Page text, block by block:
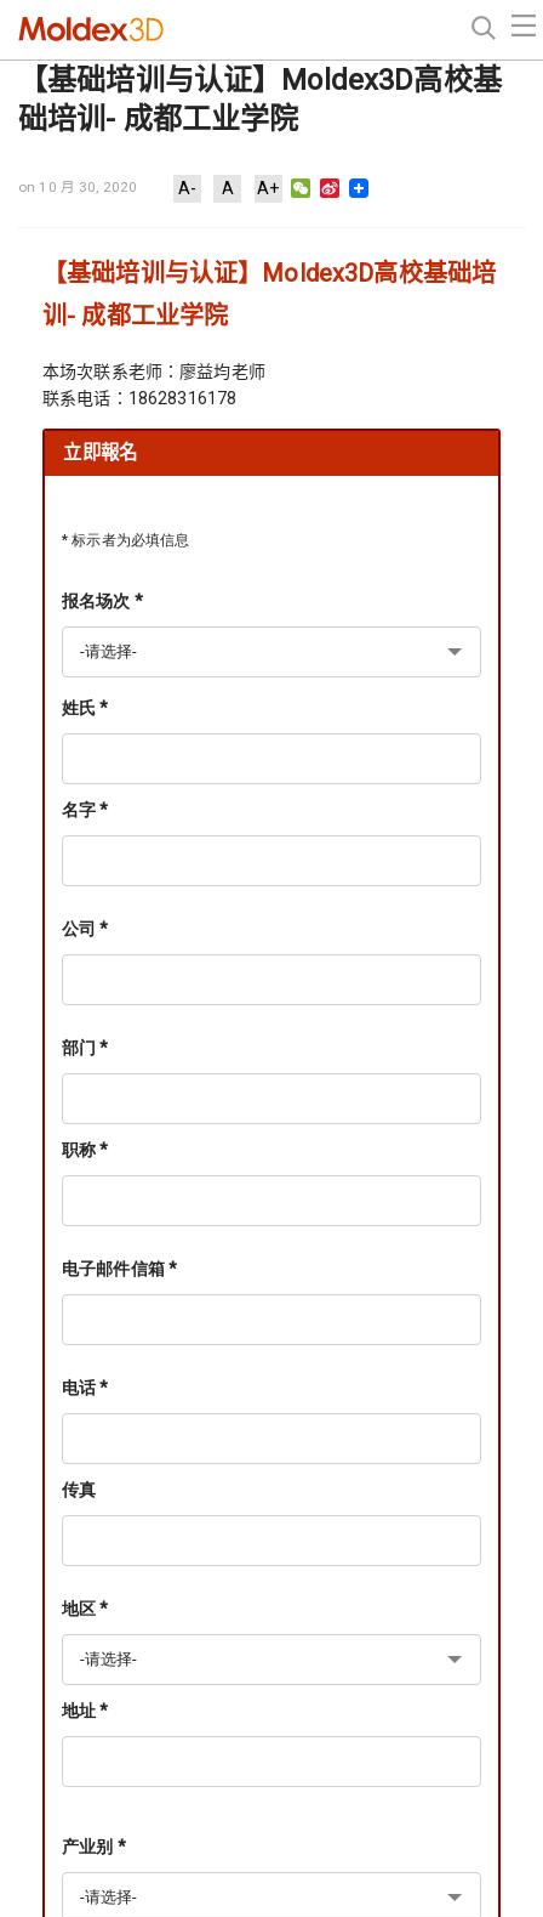
【基础培训与认证】Moldex3D高校基
础培训- 成都工业学院
on 10 月 30, 2020 A- A A+ WeChat
Sina
【基础培训与认证】Moldex3D高校基础培
训- 成都工业学院
本场次联系老师：廖益均老师
联系电话：18628316178
立即報名
* 标示者为必填信息
报名场次 *
姓氏 *
名字 *
公司 *
部门 *
职称 *
电子邮件信箱 *
电话 *
传真
地区 *
地址 *
产业别 *